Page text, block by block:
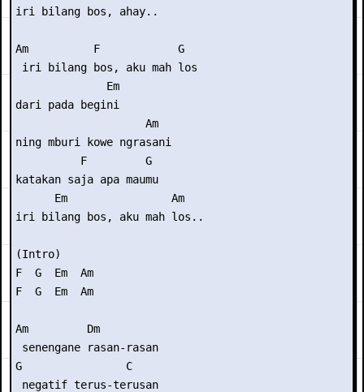
iri bilang bos, ahay..
Am          F            G
iri bilang bos, aku mah los
              Em
dari pada begini
                    Am
ning mburi kowe ngrasani
          F         G
katakan saja apa maumu
      Em                Am
iri bilang bos, aku mah los..
(Intro)
F  G  Em  Am
F  G  Em  Am
Am         Dm
senengane rasan-rasan
G                C
negatif terus-terusan